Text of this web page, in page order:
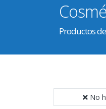
Productos
No